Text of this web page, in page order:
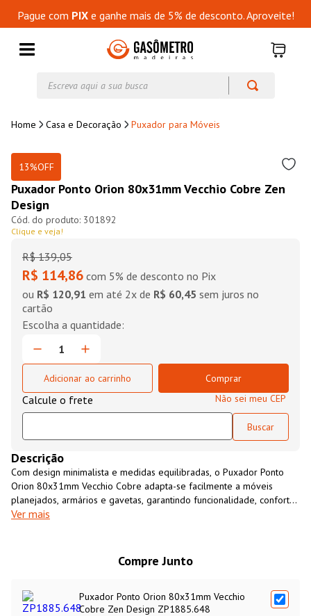
Pague com PIXe ganhe mais de 5% de desconto. Aproveite!
Casa e Decoração Puxador para Móveis
13%OFF
Puxador Ponto Orion 80x31mm Vecchio Cobre Zen
Design
301892
Clique e veja!
R$ 139,05
R$ 114,86 com 5% de desconto no Pix
ou R$ 120,91 em até 2x de R$ 60,45 sem juros no
cartão
Adicionar ao carrinho
Comprar
Não sei meu CEP
Descrição
Com design minimalista e medidas equilibradas, o Puxador Ponto
Orion 80x31mm Vecchio Cobre adapta-se facilmente a móveis
planejados, armários e gavetas, garantindo funcionalidade, conforto
e resistência ao uso diário. Fabricado pela Zen Design, referência
Ver mais
Compre Junto
Puxador Ponto Orion 80x31mm Vecchio
Cobre Zen Design ZP1885.648